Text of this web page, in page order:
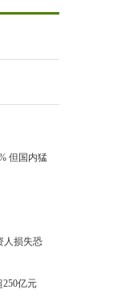
但国内猛
人损失恐
亿元